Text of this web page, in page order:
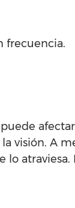
frecuencia.
visión. A